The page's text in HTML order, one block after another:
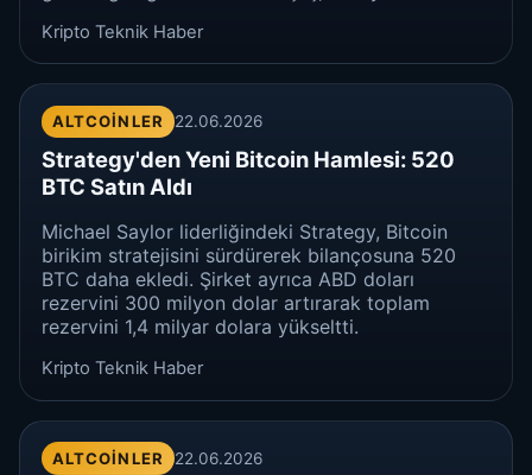
Kripto Teknik Haber
ALTCOINLER 22.06.2026
Strategy'den Yeni Bitcoin Hamlesi: 520
BTC Satın Aldı
Michael Saylor liderliğindeki Strategy, Bitcoin
birikim stratejisini sürdürerek bilançosuna 520
BTC daha ekledi. Şirket ayrıca ABD doları
rezervini 300 milyon dolar artırarak toplam
rezervini 1,4 milyar dolara yükseltti.
Kripto Teknik Haber
ALTCOINLER 22.06.2026